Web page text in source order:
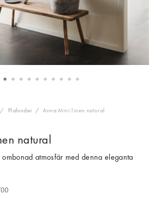
Plafonder Anna Mini linen natural
natural
atmosfär med denna eleganta